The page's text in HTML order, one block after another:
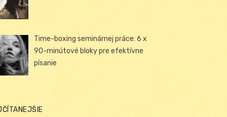
Time-boxing seminárnej práce: 6 x
90-minútové bloky pre efektívne
písanie